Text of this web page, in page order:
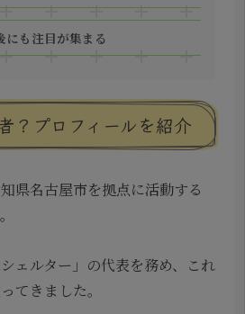
にも注目が集まる
？プロフィールを紹介
県名古屋市を拠点に活動する
ェルター」の代表を務め、これ
てきました。